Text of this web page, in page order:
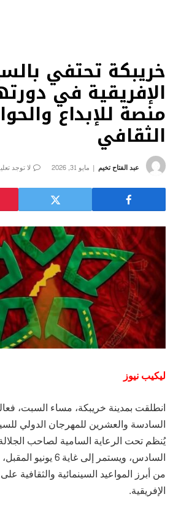
خريبكة تحتفي
منصة للإبداع
الثقافي
عبد الفتاح تخيم مايو 31, 2026 لا توجد
ليكيب نيوز
انطلقت بمدينة خريبكة، مساء السبت،
السادسة والعشرين للمهرجان الدولي
يُنظم تحت الرعاية السامية لصاحب
السادس، ويستمر إلى
من أبرز المواعيد السينمائية والثقافية
الإفريقية.